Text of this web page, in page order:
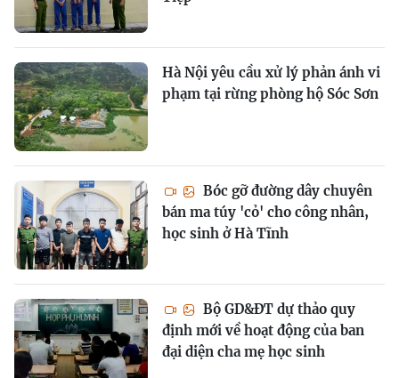
Hà Nội yêu cầu xử lý phản ánh vi
phạm tại rừng phòng hộ Sóc Sơn
Bóc gỡ đường dây chuyên
bán ma túy 'cỏ' cho công nhân,
học sinh ở Hà Tĩnh
Bộ GD&ĐT dự thảo quy
định mới về hoạt động của ban
đại diện cha mẹ học sinh